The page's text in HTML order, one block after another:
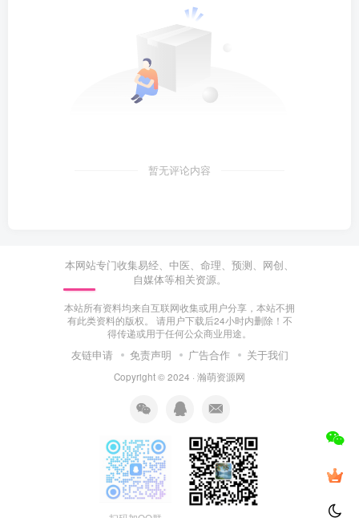
暂无评论内容
本网站专门收集易经、中医、命理、预测、网创、
自媒体等相关资源。
本站所有资料均来自互联网收集或用户分享，本站不拥
有此类资料的版权。 请用户下载后24小时内删除！不
得传递或用于任何公众商业用途。
友链申请 免责声明 广告合作 关于我们
Copyright © 2024 · 瀚萌资源网